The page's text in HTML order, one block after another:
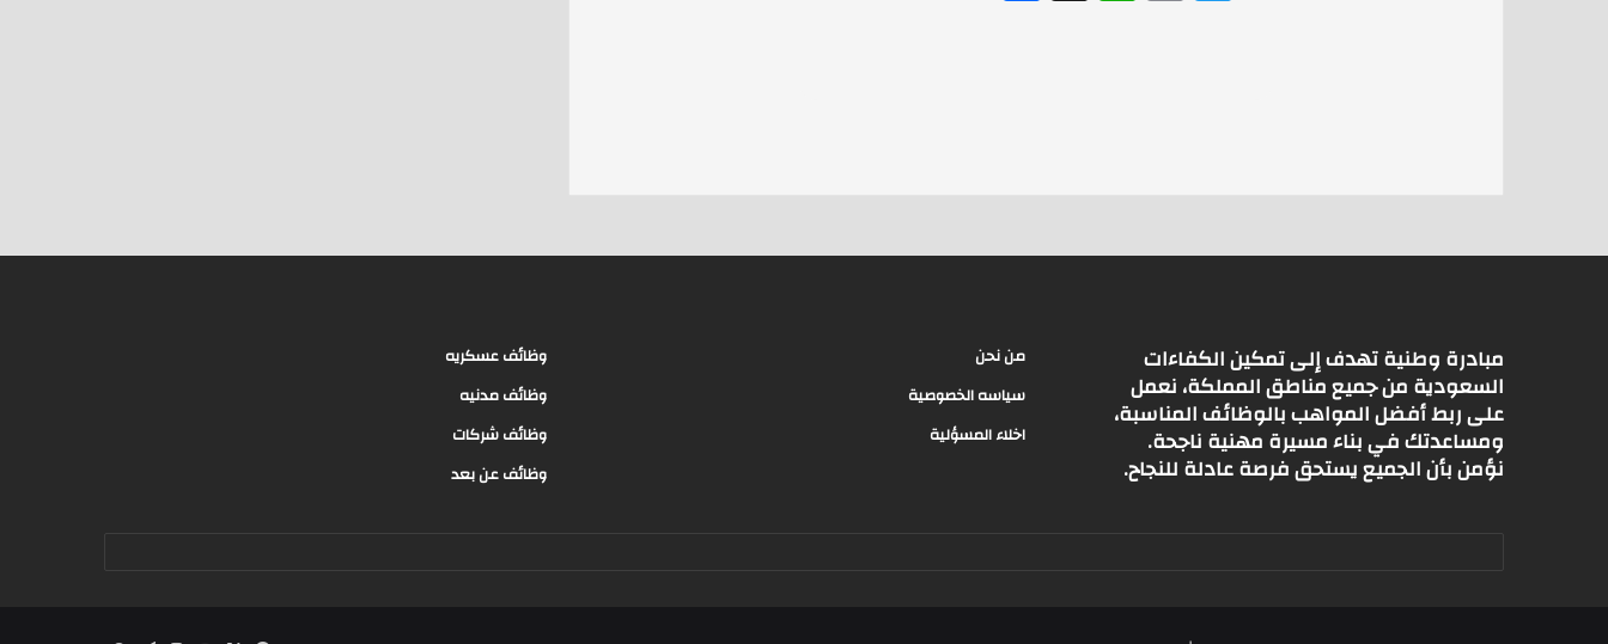
مبادرة وطنية تهدف إلى تمكين الكفاءات
السعودية من جميع مناطق المملكة، نعمل
على ربط أفضل المواهب بالوظائف المناسبة،
ومساعدتك في بناء مسيرة مهنية ناجحة.
نؤمن بأن الجميع يستحق فرصة عادلة للنجاح.
من نحن
سياسه الخصوصية
اخلاء المسؤلية
وظائف عسكريه
وظائف مدنيه
وظائف شركات
وظائف عن بعد